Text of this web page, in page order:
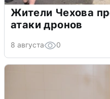
Жители Чехова
атаки дронов
8 августа 0